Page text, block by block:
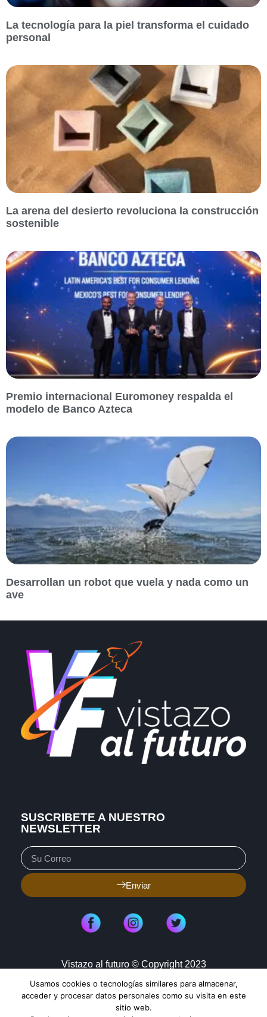
La tecnología para la piel transforma el cuidado
personal
La arena del desierto revoluciona la construcción
sostenible
Premio internacional Euromoney respalda el
modelo de Banco Azteca
Desarrollan un robot que vuela y nada como un
ave
SUSCRIBETE A NUESTRO
NEWSLETTER
Enviar
Vistazo al futuro © Copyright 2023
Aviso de Privacidad
Política de Cookies
Mapa de Sitio
Usamos cookies o tecnologías similares para almacenar,
acceder y procesar datos personales como su visita en este
sitio web.